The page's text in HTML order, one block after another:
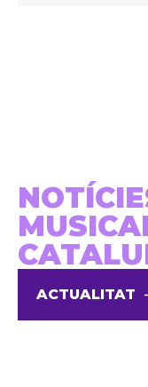
ACTUALITAT